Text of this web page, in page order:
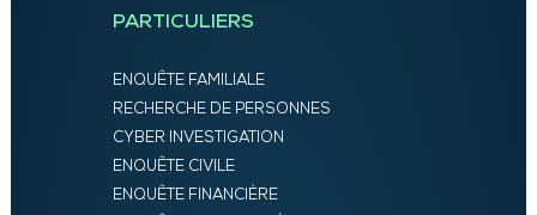
PARTICULIERS
ENQUÊTE FAMILIALE
RECHERCHE DE PERSONNES
CYBER INVESTIGATION
ENQUÊTE CIVILE
ENQUÊTE FINANCIÈRE